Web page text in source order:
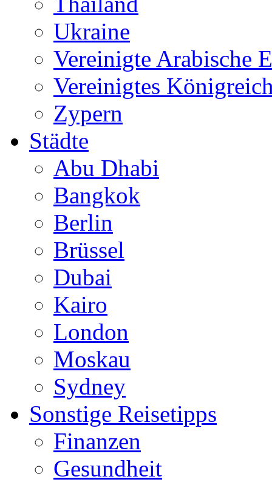
Ukraine
Vereinigte Arabische
Vereinigtes
Zypern
Städte
Abu Dhabi
Bangkok
Berlin
Brüssel
Dubai
Kairo
London
Moskau
Sydney
Sonstige Reisetipps
Finanzen
Gesundheit